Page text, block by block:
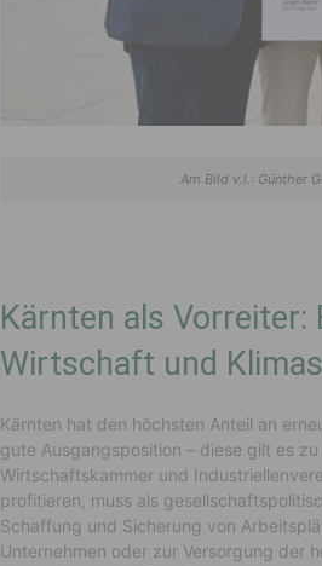
Am Bild v.l.: Günther
Kärnten als
Wirtschaft und
Kärnten hat den höchsten Anteil an
gute Ausgangsposition – diese gilt es
Wirtschaftskammer und
profitieren, muss als
Schaffung und Sicherung von
Unternehmen oder zur Versorgung der